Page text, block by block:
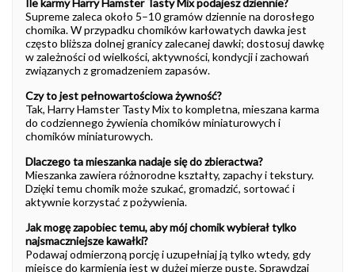
Ile karmy Harry Hamster Tasty Mix podajesz dziennie?
Supreme zaleca około 5–10 gramów dziennie na dorosłego
chomika. W przypadku chomików karłowatych dawka jest
często bliższa dolnej granicy zalecanej dawki; dostosuj dawkę
w zależności od wielkości, aktywności, kondycji i zachowań
związanych z gromadzeniem zapasów.
Czy to jest pełnowartościowa żywność?
Tak, Harry Hamster Tasty Mix to kompletna, mieszana karma
do codziennego żywienia chomików miniaturowych i
chomików miniaturowych.
Dlaczego ta mieszanka nadaje się do zbieractwa?
Mieszanka zawiera różnorodne kształty, zapachy i tekstury.
Dzięki temu chomik może szukać, gromadzić, sortować i
aktywnie korzystać z pożywienia.
Jak mogę zapobiec temu, aby mój chomik wybierał tylko
najsmaczniejsze kawałki?
Podawaj odmierzoną porcję i uzupełniaj ją tylko wtedy, gdy
miejsce do karmienia jest w dużej mierze puste. Sprawdzaj